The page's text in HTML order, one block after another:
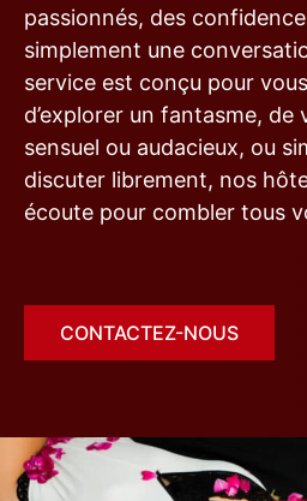
passionnés, des
simplement une
service est conçu pour vous.
d’explorer un fantasme, de
sensuel ou audacieux, ou
discuter librement, nos
écoute pour combler tous
CONTACTEZ-NOUS